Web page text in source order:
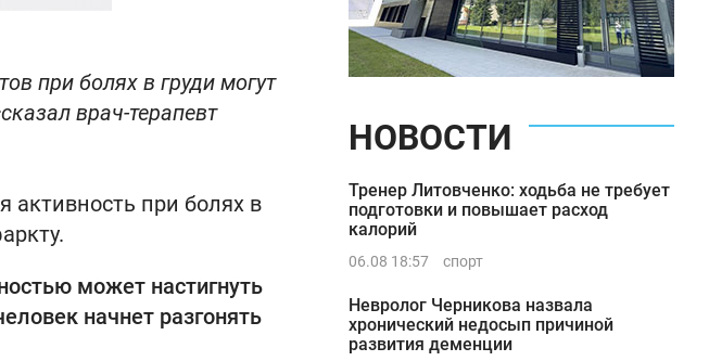
при болях в груди могут
врач-терапевт
активность при болях в
может настигнуть
начнет разгонять
НОВОСТИ
Тренер Литовченко: ходьба не требует
подготовки и повышает расход
калорий
06.08 18:57 спорт
Невролог Черникова назвала
хронический недосып причиной
развития деменции